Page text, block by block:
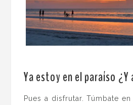
Ya estoy en el paraíso
Pues a disfrutar. Túmbate